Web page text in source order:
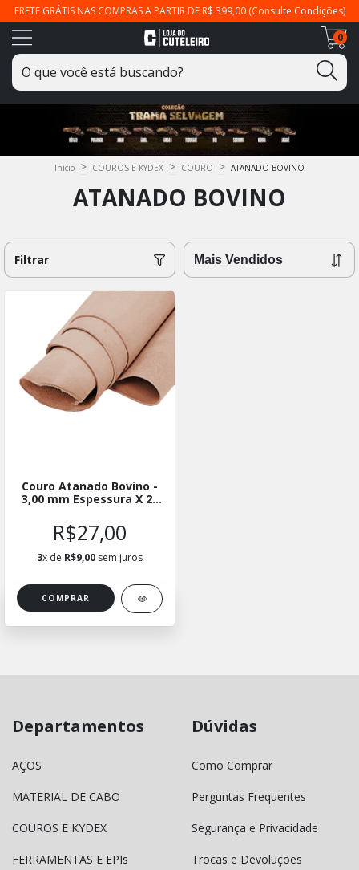
FRETE GRÁTIS NAS COMPRAS A PARTIR DE R$ 399,00 (Consulte Condições)
0
Início > COUROS E KYDEX > COURO > ATANADO BOVINO
ATANADO BOVINO
Filtrar
Couro Atanado Bovino -
3,00 mm Espessura X 20
R$27,00
3x de R$9,00 sem juros
COMPRAR
Departamentos
AÇOS
MATERIAL DE CABO
COUROS E KYDEX
FERRAMENTAS E EPIs
Dúvidas
Como Comprar
Perguntas Frequentes
Segurança e Privacidade
Trocas e Devoluções